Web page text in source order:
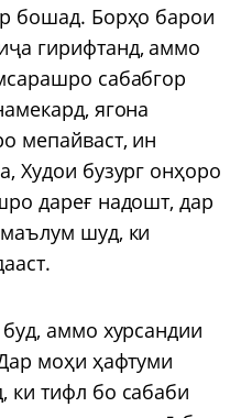
бошад. Борҳо барои
гирифтанд, аммо
сабабгор
ягона
мепайваст, ин
Худои бузург онҳоро
дареғ надошт, дар
шуд, ки
аммо хурсандии
моҳи ҳафтуми
тифл бо сабаби